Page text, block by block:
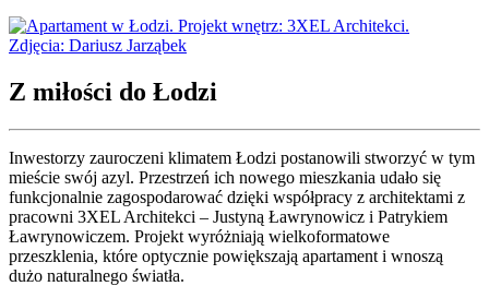
Z miłości do Łodzi
Inwestorzy zauroczeni klimatem Łodzi postanowili stworzyć w tym
mieście swój azyl. Przestrzeń ich nowego mieszkania udało się
funkcjonalnie zagospodarować dzięki współpracy z architektami z
pracowni 3XEL Architekci – Justyną Ławrynowicz i Patrykiem
Ławrynowiczem. Projekt wyróżniają wielkoformatowe
przeszklenia, które optycznie powiększają apartament i wnoszą
dużo naturalnego światła.